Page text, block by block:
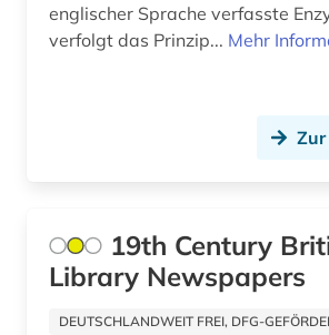
behringwerke (1)
belzyze (1)
englischer Sprache verfasste
verfolgt das Prinzip... Mehr
19th Century
Library Newspapers
DEUTSCHLANDWEIT FREI, DFG-